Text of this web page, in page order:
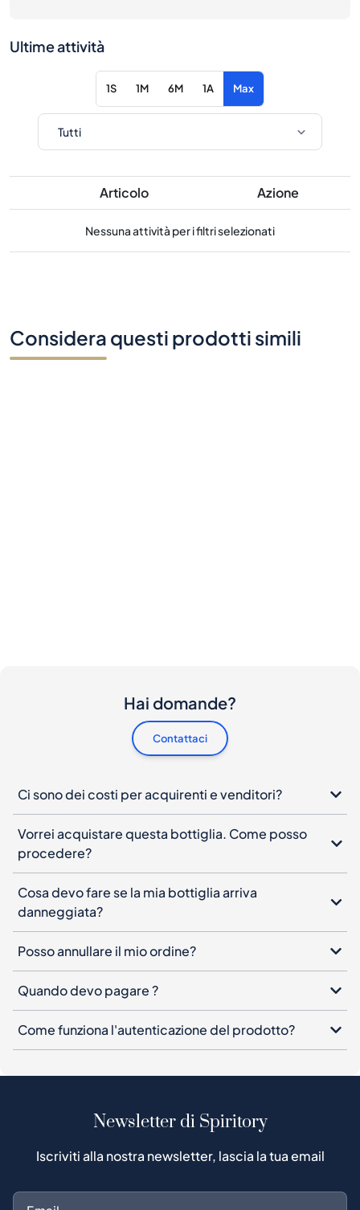
Ultime attività
1S 1M 6M 1A Max
Articolo Azione
Nessuna attività per i filtri selezionati
Considera questi prodotti simili
Hai domande?
Contattaci
Ci sono dei costi per acquirenti e venditori?
Vorrei acquistare questa bottiglia. Come posso
procedere?
Cosa devo fare se la mia bottiglia arriva
danneggiata?
Posso annullare il mio ordine?
Quando devo pagare ?
Come funziona l'autenticazione del prodotto?
Newsletter di Spiritory
Iscriviti alla nostra newsletter, lascia la tua email